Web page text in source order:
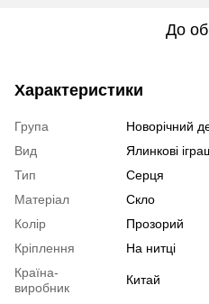
До
Характеристики
Група
Новорічний
Вид
Ялинкові
Тип
Серця
Матеріал
Скло
Колір
Прозорий
Кріплення
На нитці
Країна-
виробник
Китай